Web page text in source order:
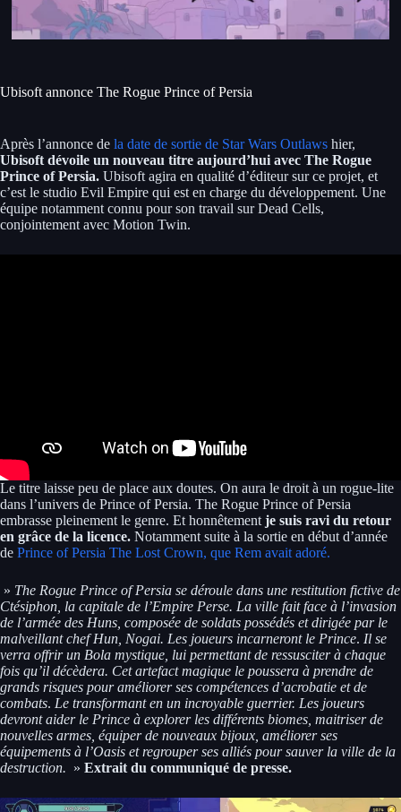
Ubisoft annonce The Rogue Prince of Persia
Après l’annonce de la date de sortie de Star Wars Outlaws hier,
Ubisoft dévoile un nouveau titre aujourd’hui avec The Rogue
Prince of Persia. Ubisoft agira en qualité d’éditeur sur ce projet, et
c’est le studio Evil Empire qui est en charge du développement. Une
équipe notamment connu pour son travail sur Dead Cells,
conjointement avec Motion Twin.
Le titre laisse peu de place aux doutes. On aura le droit à un rogue-lite
dans l’univers de Prince of Persia. The Rogue Prince of Persia
embrasse pleinement le genre. Et honnêtement je suis ravi du retour
en grâce de la licence. Notamment suite à la sortie en début d’année
de Prince of Persia The Lost Crown, que Rem avait adoré.
» The Rogue Prince of Persia se déroule dans une restitution fictive de
Ctésiphon, la capitale de l’Empire Perse. La ville fait face à l’invasion
de l’armée des Huns, composée de soldats possédés et dirigée par le
malveillant chef Hun, Nogai. Les joueurs incarneront le Prince. Il se
verra offrir un Bola mystique, lui permettant de ressusciter à chaque
fois qu’il décèdera. Cet artefact magique le poussera à prendre de
grands risques pour améliorer ses compétences d’acrobatie et de
combats. Le transformant en un incroyable guerrier. Les joueurs
devront aider le Prince à explorer les différents biomes, maitriser de
nouvelles armes, équiper de nouveaux bijoux, améliorer ses
équipements à l’Oasis et regrouper ses alliés pour sauver la ville de la
destruction. » Extrait du communiqué de presse.